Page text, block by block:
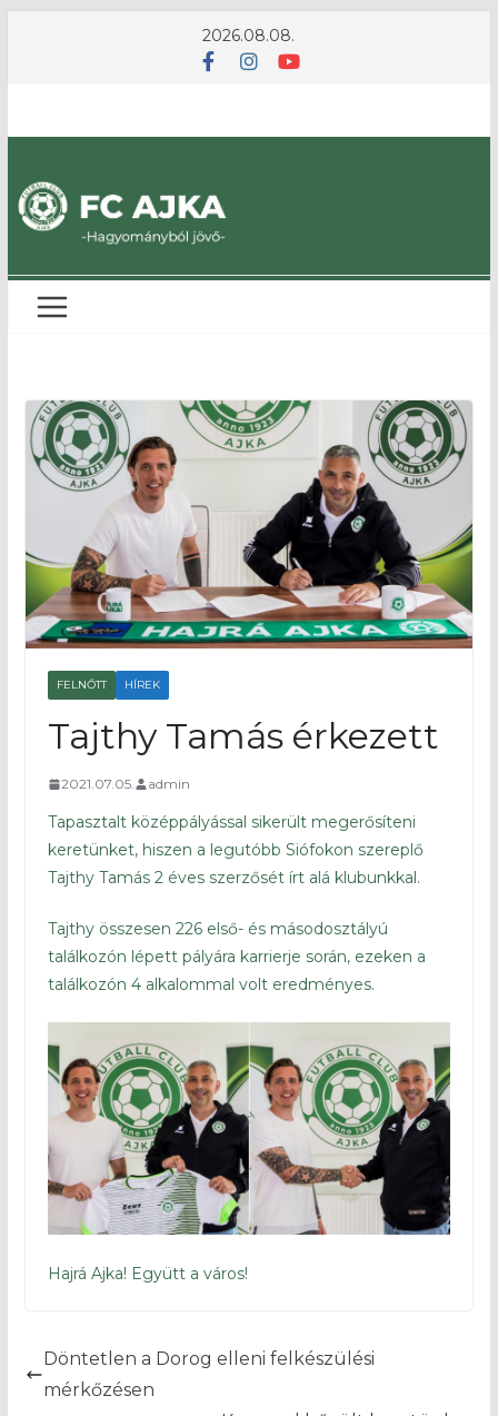
2026.08.08.
FELNŐTT HÍREK
Tajthy Tamás érkezett
2021.07.05. admin
Tapasztalt középpályással sikerült megerősíteni
keretünket, hiszen a legutóbb Siófokon szereplő
Tajthy Tamás 2 éves szerzősét írt alá klubunkkal.
Tajthy összesen 226 első- és másodosztályú
találkozón lépett pályára karrierje során, ezeken a
találkozón 4 alkalommal volt eredményes.
Hajrá Ajka! Együtt a város!
Döntetlen a Dorog elleni felkészülési
mérkőzésen